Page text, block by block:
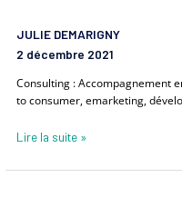
JULIE DEMARIGNY
2 décembre 2021
Consulting : Accompagnement
to consumer, emarketing,
Lire la suite »